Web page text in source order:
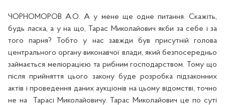
ЧОРНОМОРОВ А.О.А у мене ще одне питання. Скажіть,
будь ласка, а у на що, Тарас Миколайович якби за себе і за
того парня? Тобто у нас завжди був присутній голова
центрального органу виконавчої влади, який безпосередньо
займається меліорацією та рибним господарством. Тому що
після прийняття цього закону буде розробка підзаконних
актів і проведення даних аукціонів на цьому відомстві, точно
не на
Тарасі Миколайовичу. Тарас Миколайович це по суті